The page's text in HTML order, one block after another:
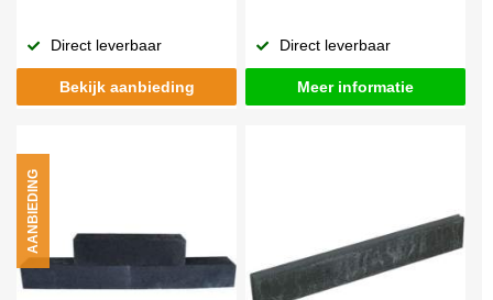
Direct leverbaar
Bekijk aanbieding
Direct leverbaar
Meer informatie
AANBIEDING